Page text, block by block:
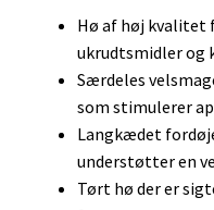
Hø af høj kvalitet
ukrudtsmidler og
Særdeles
som stimulerer
Langkædet
understøtter en
Tørt hø der er